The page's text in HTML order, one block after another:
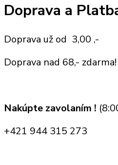
Doprava a
Doprava už od 3,00 ,-
Doprava nad 68,- zdarma!
Nakúpte zavolaním !
+421 944 315 273